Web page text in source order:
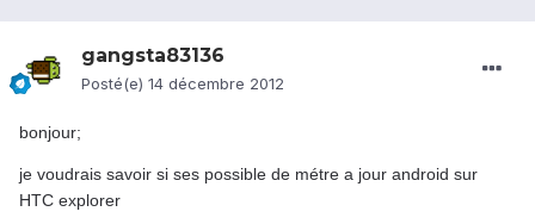
gangsta83136
Posté(e) 14 décembre 2012
bonjour;
je voudrais savoir si ses possible de métre a jour android sur
HTC explorer